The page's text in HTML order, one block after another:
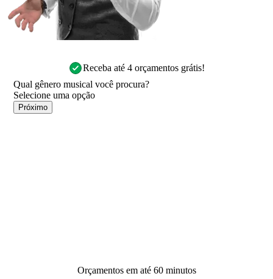
Receba até 4 orçamentos grátis!
Qual gênero musical você procura?
Próximo
Orçamentos em até 60 minutos